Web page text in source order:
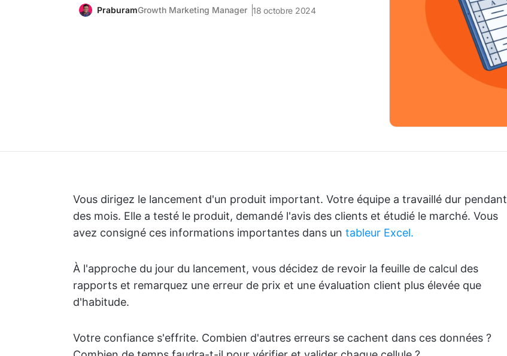
PraburamGrowth Marketing Manager 18 octobre 2024
Vous dirigez le lancement d'un produit important. Votre équipe a travaillé dur pendant
des mois. Elle a testé le produit, demandé l'avis des clients et étudié le marché. Vous
avez consigné ces informations importantes dans un tableur Excel.
À l'approche du jour du lancement, vous décidez de revoir la feuille de calcul des
rapports et remarquez une erreur de prix et une évaluation client plus élevée que
d'habitude.
Votre confiance s'effrite. Combien d'autres erreurs se cachent dans ces données ?